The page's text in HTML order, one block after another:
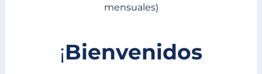
mensuales)
¡Bienvenidos